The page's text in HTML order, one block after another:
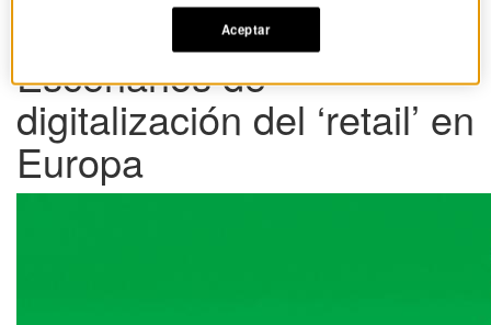
Escenarios de digitalización del ‘retail’ en Europa
Escenarios de
digitalización del ‘retail’ en
Europa
Aceptar